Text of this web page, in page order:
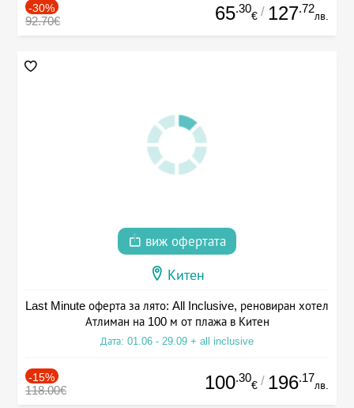
-30%
92.70€ 65.30
€ / 127.72
лв.
виж офертата
Китен
Last Minute оферта за лято: All Inclusive, реновиран хотел
Атлиман на 100 м от плажа в Китен
Дата: 01.06 - 29.09 + all inclusive
-15%
118.00€ 100.30
€ / 196.17
лв.